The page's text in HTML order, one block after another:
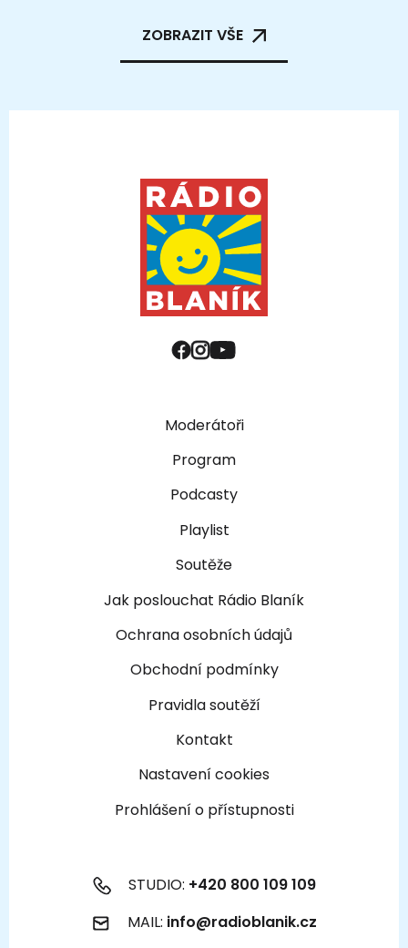
ZOBRAZIT VŠE
Moderátoři
Program
Podcasty
Playlist
Soutěže
Jak poslouchat Rádio Blaník
Ochrana osobních údajů
Obchodní podmínky
Pravidla soutěží
Kontakt
Nastavení cookies
Prohlášení o přístupnosti
STUDIO: +420 800 109 109
MAIL: info@radioblanik.cz